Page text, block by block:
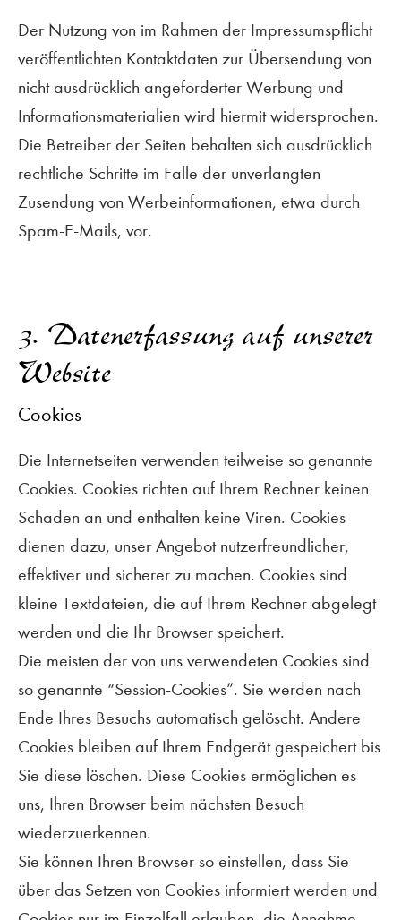
Der Nutzung von im Rahmen der Impressumspflicht
veröffentlichten Kontaktdaten zur Übersendung von
nicht ausdrücklich angeforderter Werbung und
Informationsmaterialien wird hiermit widersprochen.
Die Betreiber der Seiten behalten sich ausdrücklich
rechtliche Schritte im Falle der unverlangten
Zusendung von Werbeinformationen, etwa durch
Spam-E-Mails, vor.
3. Datenerfassung auf unserer
Website
Cookies
Die Internetseiten verwenden teilweise so genannte
Cookies. Cookies richten auf Ihrem Rechner keinen
Schaden an und enthalten keine Viren. Cookies
dienen dazu, unser Angebot nutzerfreundlicher,
effektiver und sicherer zu machen. Cookies sind
kleine Textdateien, die auf Ihrem Rechner abgelegt
werden und die Ihr Browser speichert.
Die meisten der von uns verwendeten Cookies sind
so genannte “Session-Cookies”. Sie werden nach
Ende Ihres Besuchs automatisch gelöscht. Andere
Cookies bleiben auf Ihrem Endgerät gespeichert bis
Sie diese löschen. Diese Cookies ermöglichen es
uns, Ihren Browser beim nächsten Besuch
wiederzuerkennen.
Sie können Ihren Browser so einstellen, dass Sie
über das Setzen von Cookies informiert werden und